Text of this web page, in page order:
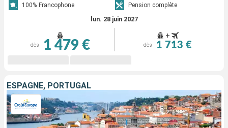
100% Francophone
Pension complète
lun. 28 juin 2027
dès 1 479 €
+
dès 1 713 €
ESPAGNE, PORTUGAL